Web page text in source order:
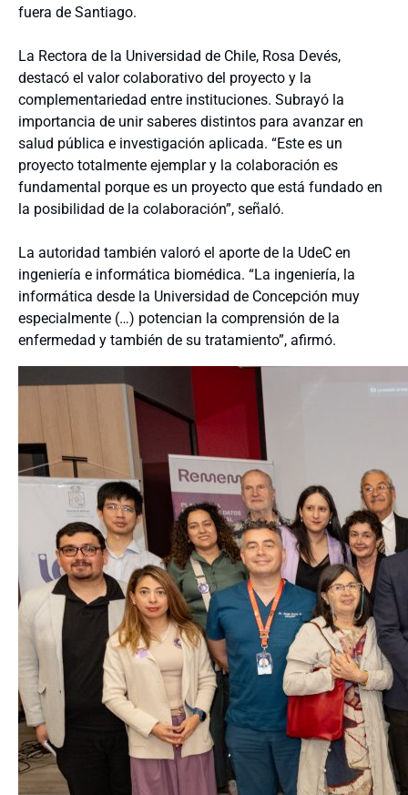
fuera de Santiago.
La Rectora de la Universidad de Chile, Rosa Devés,
destacó el valor colaborativo del proyecto y la
complementariedad entre instituciones. Subrayó la
importancia de unir saberes distintos para avanzar en
salud pública e investigación aplicada. “Este es un
proyecto totalmente ejemplar y la colaboración es
fundamental porque es un proyecto que está fundado en
la posibilidad de la colaboración”, señaló.
La autoridad también valoró el aporte de la UdeC en
ingeniería e informática biomédica. “La ingeniería, la
informática desde la Universidad de Concepción muy
especialmente (…) potencian la comprensión de la
enfermedad y también de su tratamiento”, afirmó.